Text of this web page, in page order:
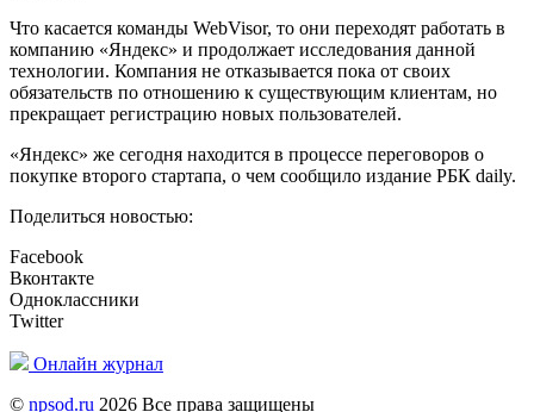
Что касается команды WebVisor, то они переходят работать в
компанию «Яндекс» и продолжает исследования данной
технологии. Компания не отказывается пока от своих
обязательств по отношению к существующим клиентам, но
прекращает регистрацию новых пользователей.
«Яндекс» же сегодня находится в процессе переговоров о
покупке второго стартапа, о чем сообщило издание РБК daily.
Поделиться новостью:
Facebook
Вконтакте
Одноклассники
Twitter
Онлайн журнал
© npsod.ru 2026 Все права защищены